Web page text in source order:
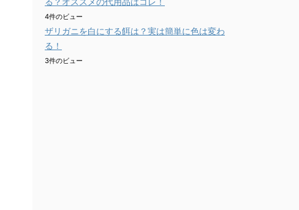
4件のビュー
ザリガニを白にする餌は？実は簡単に色は変わ
る！
3件のビュー